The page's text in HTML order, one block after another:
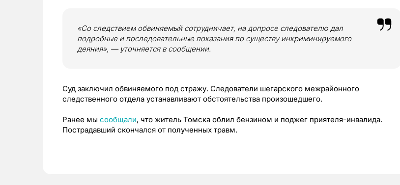
«Со следствием обвиняемый сотрудничает, на допросе следователю дал
подробные и последовательные показания по существу инкриминируемого
деяния», — уточняется в сообщении.
Суд заключил обвиняемого под стражу. Следователи шегарского межрайонного
следственного отдела устанавливают обстоятельства произошедшего.
Ранее мы сообщали, что житель Томска облил бензином и поджег приятеля-инвалида.
Пострадавший скончался от полученных травм.